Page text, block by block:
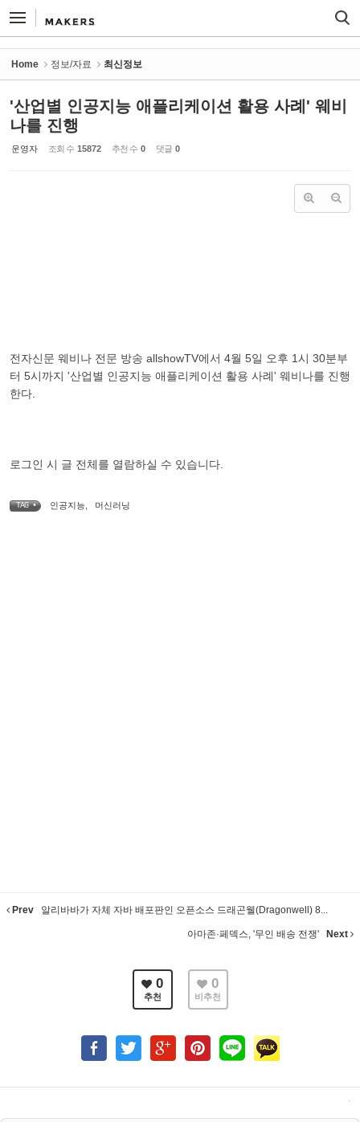
Home 정보/자료 최신정보
'산업별 인공지능 애플리케이션 활용 사례' 웨비
나를 진행
운영자 조회 수 15872 추천 수 0 댓글 0
전자신문 웨비나 전문 방송 allshowTV에서 4월 5일 오후 1시 30분부
터 5시까지 '산업별 인공지능 애플리케이션 활용 사례' 웨비나를 진행
한다.
로그인 시 글 전체를 열람하실 수 있습니다.
TAG • 인공지능 머신러닝
Prev 알리바바가 자체 자바 배포판인 오픈소스 드래곤웰(Dragonwell) 8...
아마존·페덱스, '무인 배송 전쟁' Next
0
추천
0
비추천